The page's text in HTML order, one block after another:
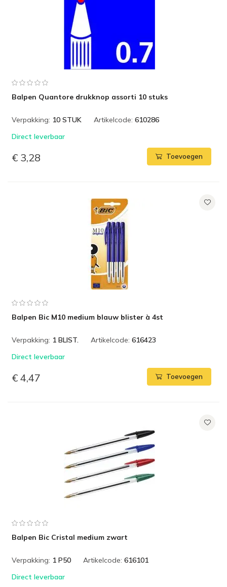
Balpen Quantore drukknop assorti 10 stuks
Verpakking: 10 STUK Artikelcode: 610286
Direct leverbaar
€ 3,28 Toevoegen
Balpen Bic M10 medium blauw blister à 4st
Verpakking: 1 BLIST. Artikelcode: 616423
Direct leverbaar
€ 4,47 Toevoegen
Balpen Bic Cristal medium zwart
Verpakking: 1 P50 Artikelcode: 616101
Direct leverbaar